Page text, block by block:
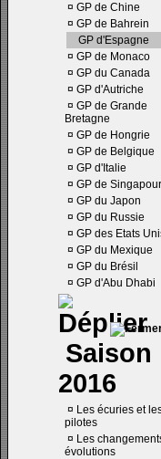
¤ GP de Chine
¤ GP de Bahrein
GP d'Espagne
¤ GP de Monaco
¤ GP du Canada
¤ GP d'Autriche
¤ GP de Grande
Bretagne
¤ GP de Hongrie
¤ GP de Belgique
¤ GP d'Italie
¤ GP de Singapour
¤ GP du Japon
¤ GP du Russie
¤ GP des Etats
¤ GP du Mexique
¤ GP du Brésil
¤ GP d'Abu Dhabi
Saison
2016
¤ Les écuries et
pilotes
¤ Les
évolutions